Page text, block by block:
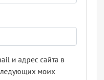
и адрес сайта в
моих